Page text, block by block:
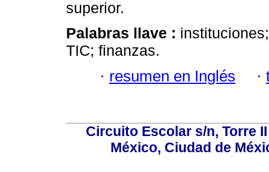
superior.
Palabras llave :
TIC; finanzas.
· resumen en Inglés ·
Circuito Escolar s/n, Torre
México, Ciudad de